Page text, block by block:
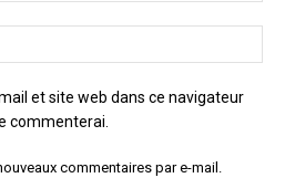
et site web dans ce navigateur
commenterai.
commentaires par e-mail.